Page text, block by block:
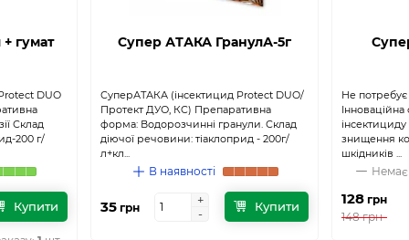
гумат
DUO
Склад
200 г/
Купити
Супер АТАКА ГранулА-5г
СуперАТАКА (інсектицид Protect DUO/
Протект ДУО, КC) Препаративна
форма: Водорозчинні гранули. Склад
діючої речовини: тіаклоприд - 200г/
л+кл...
В наявності
35грн
+
-
+
-
Купити
Не
знищення
шкідників ...
Немає
128 грн
148 грн